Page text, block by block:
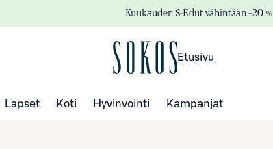
Kuukauden S-Edut vähintään –20 %
Etusivu
Lapset Koti Hyvinvointi Kampanjat